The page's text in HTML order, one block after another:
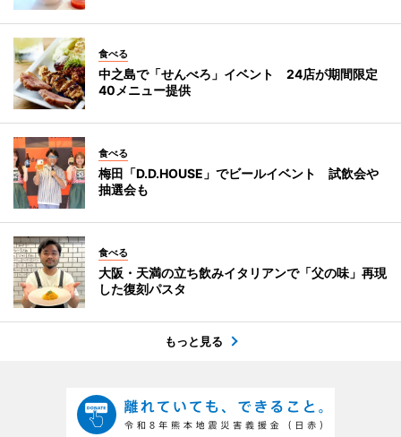
食べる
中之島で「せんべろ」イベント 24店が期間限定
40メニュー提供
食べる
梅田「D.D.HOUSE」でビールイベント 試飲会や
抽選会も
食べる
大阪・天満の立ち飲みイタリアンで「父の味」再現
した復刻パスタ
もっと見る